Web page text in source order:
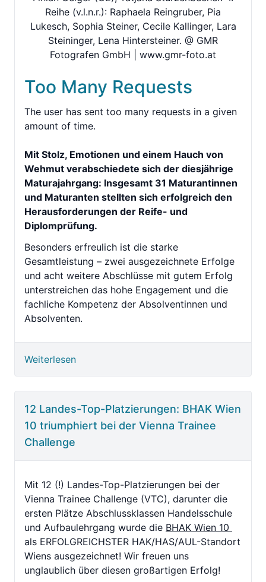
Reihe (v.l.n.r.): Raphaela Reingruber, Pia
Lukesch, Sophia Steiner, Cecile Kallinger, Lara
Steininger, Lena Hintersteiner. @ GMR
Fotografen GmbH | www.gmr-foto.at
Too Many Requests
The user has sent too many requests in a given
amount of time.
Mit Stolz, Emotionen und einem Hauch von
Wehmut verabschiedete sich der diesjährige
Maturajahrgang: Insgesamt 31 Maturantinnen
und Maturanten stellten sich erfolgreich den
Herausforderungen der Reife- und
Diplomprüfung.
Besonders erfreulich ist die starke
Gesamtleistung – zwei ausgezeichnete Erfolge
und acht weitere Abschlüsse mit gutem Erfolg
unterstreichen das hohe Engagement und die
fachliche Kompetenz der Absolventinnen und
Absolventen.
Weiterlesen
12 Landes-Top-Platzierungen: BHAK Wien
10 triumphiert bei der Vienna Trainee
Challenge
Mit 12 (!) Landes-Top-Platzierungen bei der
Vienna Trainee Challenge (VTC), darunter die
ersten Plätze Abschlussklassen Handelsschule
und Aufbaulehrgang wurde die BHAK Wien 10
als ERFOLGREICHSTER HAK/HAS/AUL-Standort
Wiens ausgezeichnet! Wir freuen uns
unglaublich über diesen großartigen Erfolg!